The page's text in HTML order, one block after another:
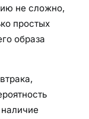
не сложно,
простых
образа